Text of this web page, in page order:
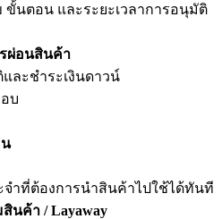
ขั้นตอน และระยะเวลาการอนุมัติ
ผ่อนสินค้า
ละชำระเงินดาวน์
บ
น
จำที่ต้องการนำสินค้าไปใช้ได้ทันที
นค้า / Layaway